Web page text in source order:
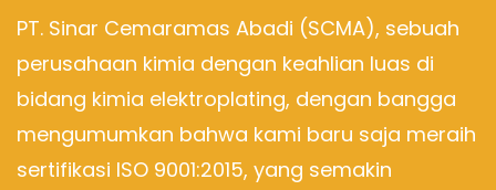
PT. Sinar Cemaramas Abadi (SCMA), sebuah
perusahaan kimia dengan keahlian luas di
bidang kimia elektroplating, dengan bangga
mengumumkan bahwa kami baru saja meraih
sertifikasi ISO 9001:2015, yang semakin